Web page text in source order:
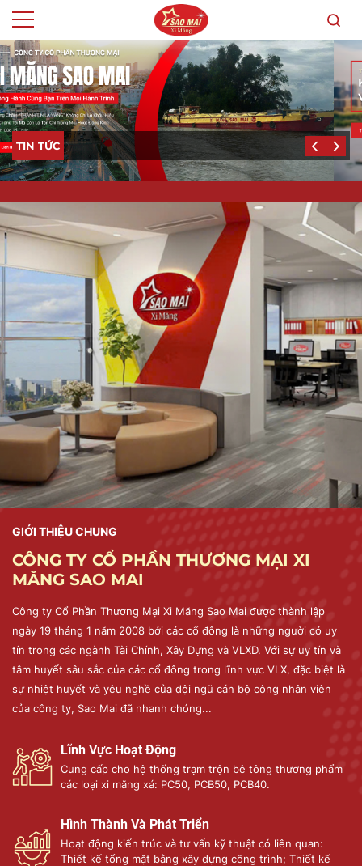
TIN TỨC
GIỚI THIỆU CHUNG
CÔNG TY CỔ PHẦN THƯƠNG MẠI XI
MĂNG SAO MAI
Công ty Cổ Phần Thương Mại Xi Măng Sao Mai được thành lập
ngày 19 tháng 1 năm 2008 bởi các cổ đông là những người có uy
tín trong các ngành Tài Chính, Xây Dựng và VLXD. Với sự uy tín và
tâm huyết sâu sắc của các cổ đông trong lĩnh vực VLX, đặc biệt là
sự nhiệt huyết và yêu nghề của đội ngũ cán bộ công nhân viên
của công ty, Sao Mai đã nhanh chóng...
Lĩnh Vực Hoạt Động
Cung cấp cho hệ thống trạm trộn bê tông thương phẩm
các loại xi măng xá: PC50, PCB50, PCB40.
Hình Thành Và Phát Triển
Hoạt động kiến trúc và tư vấn kỹ thuật có liên quan:
Thiết kế tổng mặt bằng xây dựng công trình; Thiết kế